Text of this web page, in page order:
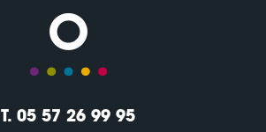
T. 05 57 26 99 95